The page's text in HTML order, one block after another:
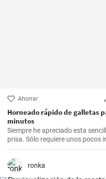
Ahorrar
Horneado rápido de galletas
minutos
Siempre he apreciado esta
prisa. Sólo requiere unos pocos
tiene en casa, y en apenas 30
unas deliciosas galletas
sabor dulce, siempre eran un
ronka